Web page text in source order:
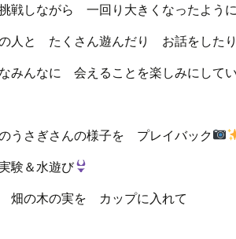
戦しながら 一回り大きくなったよう
人と たくさん遊んだり お話をした
みんなに 会えることを楽しみにして
うさぎさんの様子を プレイバック
験＆水遊び
畑の木の実を カップに入れて